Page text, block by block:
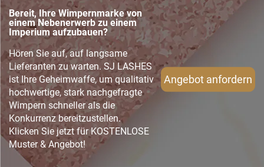
Bereit, Ihre Wimpernmarke von
einem Nebenerwerb zu einem
Imperium aufzubauen?
Hören Sie auf, auf langsame
Lieferanten zu warten. SJ LASHES
ist Ihre Geheimwaffe, um qualitativ
hochwertige, stark nachgefragte
Wimpern schneller als die
Konkurrenz bereitzustellen.
Klicken Sie jetzt für KOSTENLOSE
Muster & Angebot!
Angebot anfordern